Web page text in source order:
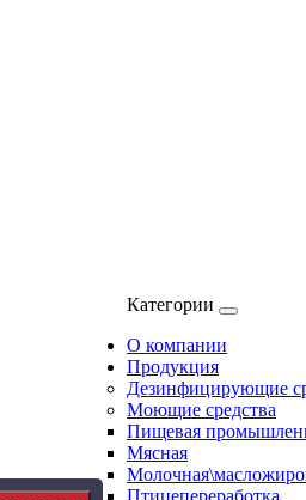
Категории
О компании
Продукция
Дезинфицирующие
Моющие средства
Пищевая
Мясная
Птицепереработка